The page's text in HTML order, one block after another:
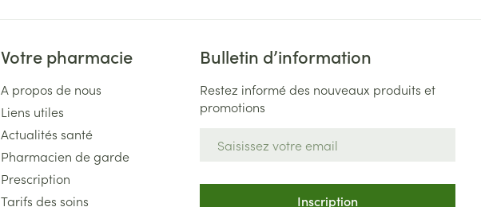
Votre pharmacie
A propos de nous
Liens utiles
Actualités santé
Pharmacien de garde
Prescription
Tarifs des soins
Bulletin d’information
Restez informé des nouveaux produits et
promotions
Inscription